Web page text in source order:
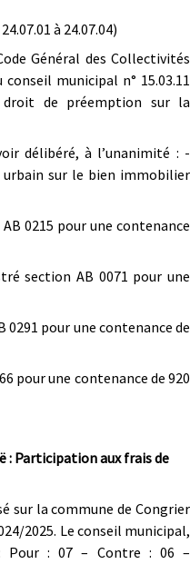
à 24.07.04)
Général des Collectivités
municipal n° 15.03.11
de préemption sur la
délibéré, à l’unanimité : -
urbain sur le bien immobilier
0215 pour une contenance
section AB 0071 pour une
0291 pour une contenance de
pour une contenance de 920
: Participation aux frais de
sur la commune de Congrier
2025. Le conseil municipal,
Pour : 07 – Contre : 06 –